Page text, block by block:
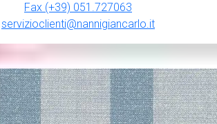
Fax (+39) 051.727063
servizioclienti@nannigiancarlo.it